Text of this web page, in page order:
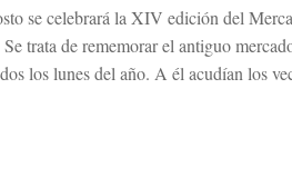
se celebrará la XIV edición del
trata de rememorar el antiguo
los lunes del año. A él acudían los